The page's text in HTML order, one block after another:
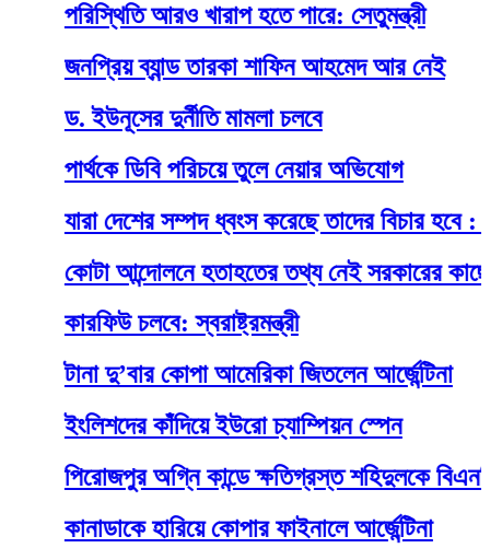
পরিস্থিতি আরও খারাপ হতে পারে: সেতুমন্ত্রী
জনপ্রিয় ব্যান্ড তারকা শাফিন আহমেদ আর নেই
ড. ইউনূসের দুর্নীতি মামলা চলবে
পার্থকে ডিবি পরিচয়ে তুলে নেয়ার অভিযোগ
যারা দেশের সম্পদ ধ্বংস করেছে তাদের বিচার হবে :
কোটা আন্দোলনে হতাহতের তথ্য নেই সরকারের কাছে
কারফিউ চলবে: স্বরাষ্ট্রমন্ত্রী
টানা দু’বার কোপা আমেরিকা জিতলেন আর্জেন্টিনা
ইংলিশদের কাঁদিয়ে ইউরো চ্যাম্পিয়ন স্পেন
পিরোজপুর অগ্নি কান্ডে ক্ষতিগ্রস্ত শহিদুলকে বিএনপির
কানাডাকে হারিয়ে কোপার ফাইনালে আর্জেন্টিনা